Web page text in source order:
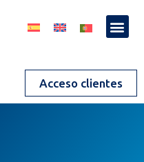
Acceso clientes